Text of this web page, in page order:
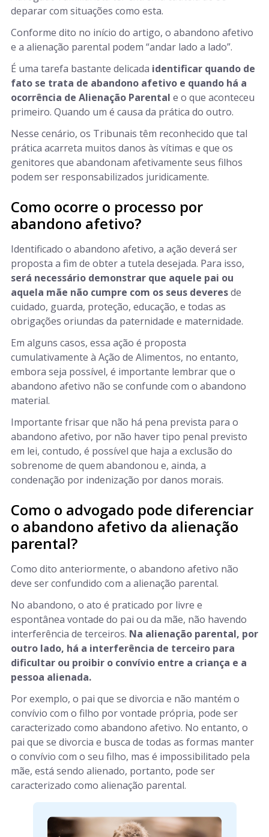
deparar com situações como esta.
Conforme dito no início do artigo, o abandono afetivo
e a alienação parental podem “andar lado a lado”.
É uma tarefa bastante delicada identificar quando de
fato se trata de abandono afetivo e quando há a
ocorrência de Alienação Parental e o que aconteceu
primeiro. Quando um é causa da prática do outro.
Nesse cenário, os Tribunais têm reconhecido que tal
prática acarreta muitos danos às vítimas e que os
genitores que abandonam afetivamente seus filhos
podem ser responsabilizados juridicamente.
Como ocorre o processo por
abandono afetivo?
Identificado o abandono afetivo, a ação deverá ser
proposta a fim de obter a tutela desejada. Para isso,
será necessário demonstrar que aquele pai ou
aquela mãe não cumpre com os seus deveresde
cuidado, guarda, proteção, educação, e todas as
obrigações oriundas da paternidade e maternidade.
Em alguns casos, essa ação é proposta
cumulativamente à Ação de Alimentos, no entanto,
embora seja possível, é importante lembrar que o
abandono afetivo não se confunde com o abandono
material.
Importante frisar que não há pena prevista para o
abandono afetivo, por não haver tipo penal previsto
em lei, contudo, é possível que haja a exclusão do
sobrenome de quem abandonou e, ainda, a
condenação por indenização por danos morais.
Como o advogado pode diferenciar
o abandono afetivo da alienação
parental?
Como dito anteriormente, o abandono afetivo não
deve ser confundido com a alienação parental.
No abandono, o ato é praticado por livre e
espontânea vontade do pai ou da mãe, não havendo
interferência de terceiros. Na alienação parental, por
outro lado, há a interferência de terceiro para
dificultar ou proibir o convívio entre a criança e a
pessoa alienada.
Por exemplo, o pai que se divorcia e não mantém o
convívio com o filho por vontade própria, pode ser
caracterizado como abandono afetivo. No entanto, o
pai que se divorcia e busca de todas as formas manter
o convívio com o seu filho, mas é impossibilitado pela
mãe, está sendo alienado, portanto, pode ser
caracterizado como alienação parental.